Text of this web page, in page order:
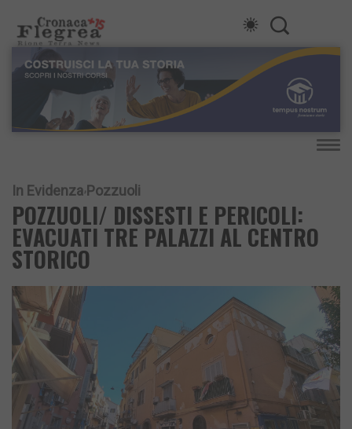
In Evidenza Pozzuoli
POZZUOLI/ DISSESTI E PERICOLI:
EVACUATI TRE PALAZZI AL CENTRO
STORICO